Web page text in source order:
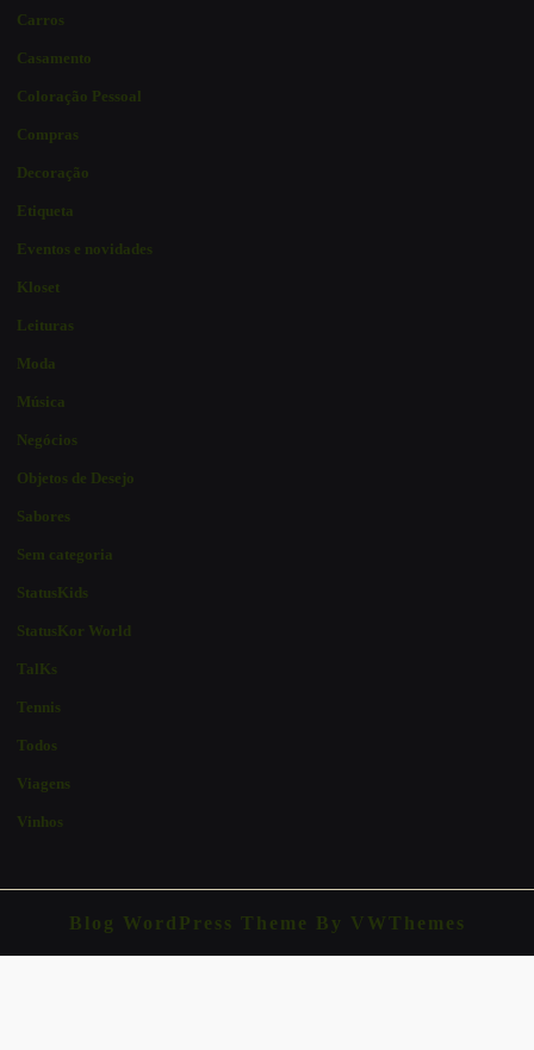
Carros
Casamento
Coloração Pessoal
Compras
Decoração
Etiqueta
Eventos e novidades
Kloset
Leituras
Moda
Música
Negócios
Objetos de Desejo
Sabores
Sem categoria
StatusKids
StatusKor World
TalKs
Tennis
Todos
Viagens
Vinhos
Blog WordPress Theme By VWThemes